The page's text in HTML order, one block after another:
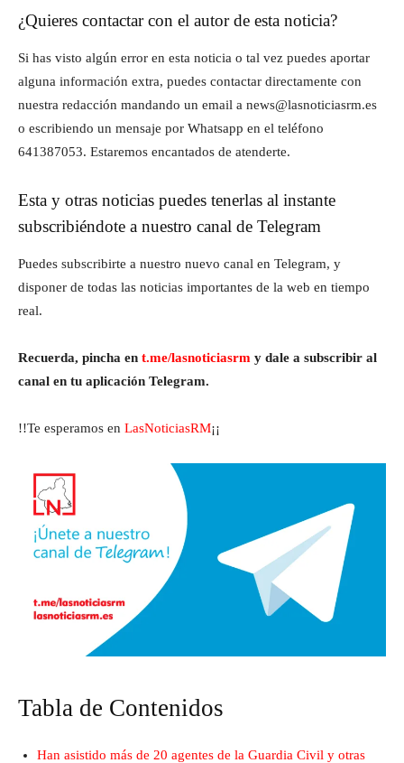
¿Quieres contactar con el autor de esta noticia?
Si has visto algún error en esta noticia o tal vez puedes aportar
alguna información extra, puedes contactar directamente con
nuestra redacción mandando un email a news@lasnoticiasrm.es
o escribiendo un mensaje por Whatsapp en el teléfono
641387053. Estaremos encantados de atenderte.
Esta y otras noticias puedes tenerlas al instante
subscribiéndote a nuestro canal de Telegram
Puedes subscribirte a nuestro nuevo canal en Telegram, y
disponer de todas las noticias importantes de la web en tiempo
real.
Recuerda, pincha en t.me/lasnoticiasrm y dale a subscribir al
canal en tu aplicación Telegram.
!!Te esperamos en LasNoticiasRM¡¡
Tabla de Contenidos
Han asistido más de 20 agentes de la Guardia Civil y otras